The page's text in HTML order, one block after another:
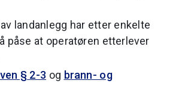
landanlegg har etter enkelte
påse at operatøren etterlever
§ 2-3 og brann- og